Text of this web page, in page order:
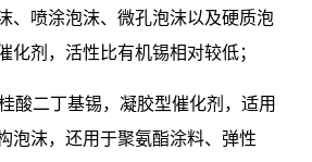
、喷涂泡沫、微孔泡沫以及硬质泡
化剂，活性比有机锡相对较低；
酸二丁基锡，凝胶型催化剂，适用
泡沫，还用于聚氨酯涂料、弹性